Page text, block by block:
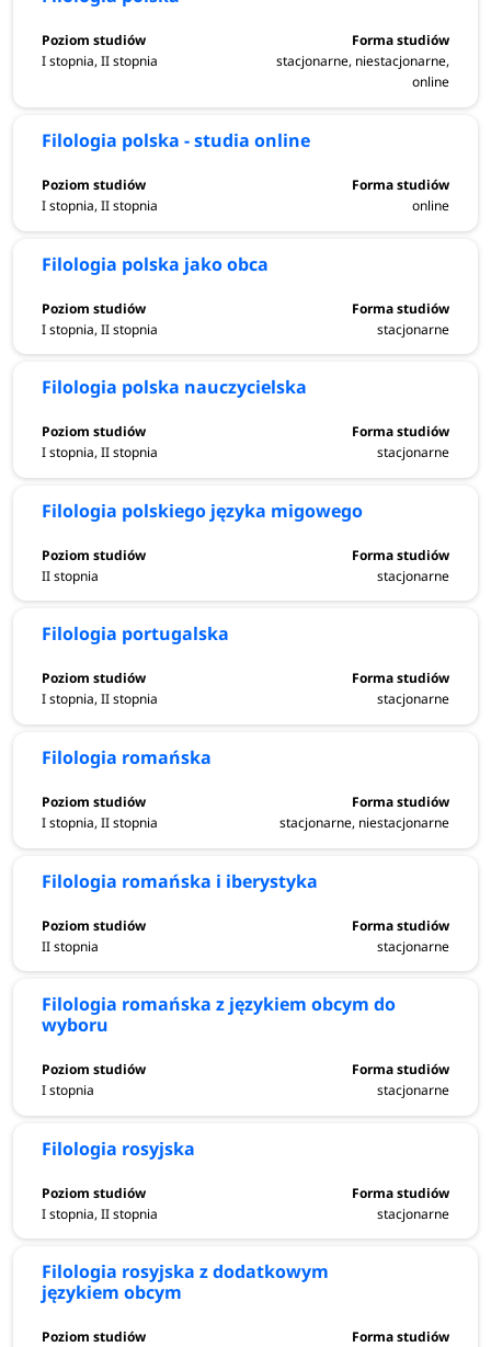
I stopnia, II stopnia
stacjonarne, niestacjonarne,
online
Filologia polska - studia online
I stopnia, II stopnia online
Filologia polska jako obca
I stopnia, II stopnia stacjonarne
Filologia polska nauczycielska
I stopnia, II stopnia stacjonarne
Filologia polskiego języka migowego
II stopnia stacjonarne
Filologia portugalska
I stopnia, II stopnia stacjonarne
Filologia romańska
I stopnia, II stopnia stacjonarne, niestacjonarne
Filologia romańska i iberystyka
II stopnia stacjonarne
Filologia romańska z językiem obcym do
wyboru
I stopnia stacjonarne
Filologia rosyjska
I stopnia, II stopnia stacjonarne
Filologia rosyjska z dodatkowym
językiem obcym